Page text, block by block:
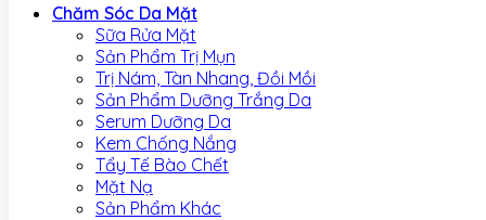
Chăm Sóc Da Mặt
Sữa Rửa Mặt
Sản Phẩm Trị Mụn
Trị Nám, Tàn Nhang, Đồi Mồi
Sản Phẩm Dưỡng Trắng Da
Serum Dưỡng Da
Kem Chống Nắng
Tẩy Tế Bào Chết
Mặt Nạ
Sản Phẩm Khác